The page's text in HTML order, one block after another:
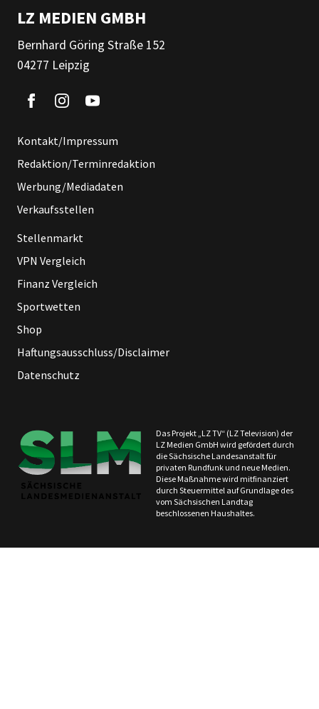
LZ MEDIEN GMBH
Bernhard Göring Straße 152
04277 Leipzig
Kontakt/Impressum
Redaktion/Terminredaktion
Werbung/Mediadaten
Verkaufsstellen
Stellenmarkt
VPN Vergleich
Finanz Vergleich
Sportwetten
Shop
Haftungsausschluss/Disclaimer
Datenschutz
Das Projekt „LZ TV“ (LZ Television) der
LZ Medien GmbH wird gefördert durch
die Sächsische Landesanstalt für
privaten Rundfunk und neue Medien.
Diese Maßnahme wird mitfinanziert
durch Steuermittel auf Grundlage des
vom Sächsischen Landtag
beschlossenen Haushaltes.